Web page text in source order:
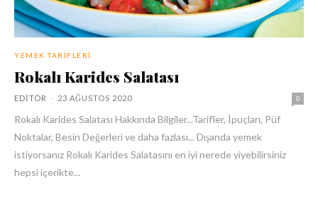
YEMEK TARIFLERI
Rokalı Karides Salatası
EDITÖR - 23 AĞUSTOS 2020 0
Rokalı Karides Salatası Hakkında Bilgiler...Tarifler, İpuçları, Püf
Noktalar, Besin Değerleri ve daha fazlası... Dışarıda yemek
istiyorsanız Rokalı Karides Salatasını en iyi nerede yiyebilirsiniz
hepsi içerikte...